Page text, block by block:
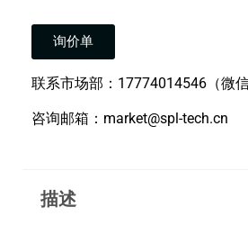
询价单
联系市场部：17774014546（微信
咨询邮箱：market@spl-tech.cn
描述